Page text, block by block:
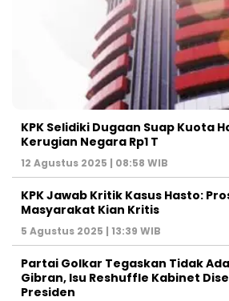
KPK Selidiki Dugaan Suap Kuota
Kerugian Negara Rp1 T
12 Agustus 2025 | 08:58 WIB
KPK Jawab Kritik Kasus Hasto:
Masyarakat Kian Kritis
5 Agustus 2025 | 13:39 WIB
Partai Golkar Tegaskan Tidak
Gibran, Isu Reshuffle Kabinet
Presiden